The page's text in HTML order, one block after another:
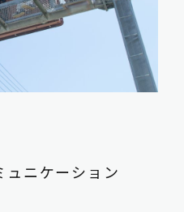
ニケーション